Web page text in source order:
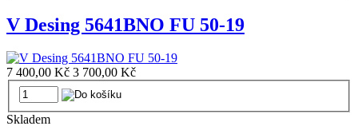
V Desing 5641BNO FU 50-19
7 400,00 Kč 3 700,00 Kč
Skladem